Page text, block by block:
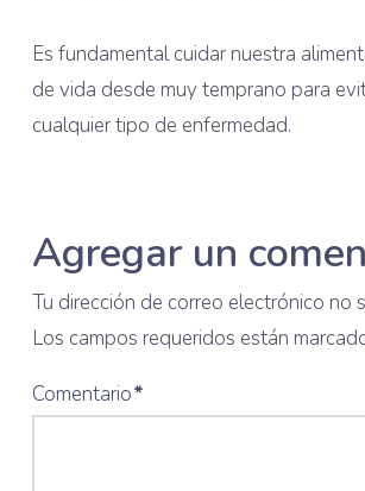
Es fundamental cuidar nuestra
de vida desde muy temprano para
cualquier tipo de enfermedad.
Agregar un
Tu dirección de correo electrónico no
Los campos requeridos están
Comentario*